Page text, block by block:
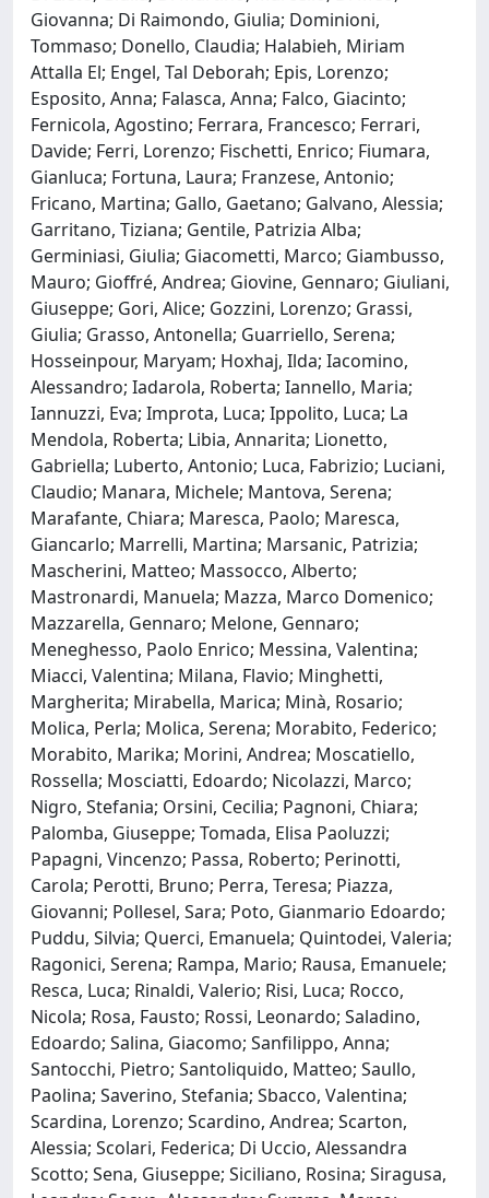
Giovanna; Di Raimondo, Giulia; Dominioni,
Tommaso; Donello, Claudia; Halabieh, Miriam
Attalla El; Engel, Tal Deborah; Epis, Lorenzo;
Esposito, Anna; Falasca, Anna; Falco, Giacinto;
Fernicola, Agostino; Ferrara, Francesco; Ferrari,
Davide; Ferri, Lorenzo; Fischetti, Enrico; Fiumara,
Gianluca; Fortuna, Laura; Franzese, Antonio;
Fricano, Martina; Gallo, Gaetano; Galvano, Alessia;
Garritano, Tiziana; Gentile, Patrizia Alba;
Germiniasi, Giulia; Giacometti, Marco; Giambusso,
Mauro; Gioffré, Andrea; Giovine, Gennaro; Giuliani,
Giuseppe; Gori, Alice; Gozzini, Lorenzo; Grassi,
Giulia; Grasso, Antonella; Guarriello, Serena;
Hosseinpour, Maryam; Hoxhaj, Ilda; Iacomino,
Alessandro; Iadarola, Roberta; Iannello, Maria;
Iannuzzi, Eva; Improta, Luca; Ippolito, Luca; La
Mendola, Roberta; Libia, Annarita; Lionetto,
Gabriella; Luberto, Antonio; Luca, Fabrizio; Luciani,
Claudio; Manara, Michele; Mantova, Serena;
Marafante, Chiara; Maresca, Paolo; Maresca,
Giancarlo; Marrelli, Martina; Marsanic, Patrizia;
Mascherini, Matteo; Massocco, Alberto;
Mastronardi, Manuela; Mazza, Marco Domenico;
Mazzarella, Gennaro; Melone, Gennaro;
Meneghesso, Paolo Enrico; Messina, Valentina;
Miacci, Valentina; Milana, Flavio; Minghetti,
Margherita; Mirabella, Marica; Minà, Rosario;
Molica, Perla; Molica, Serena; Morabito, Federico;
Morabito, Marika; Morini, Andrea; Moscatiello,
Rossella; Mosciatti, Edoardo; Nicolazzi, Marco;
Nigro, Stefania; Orsini, Cecilia; Pagnoni, Chiara;
Palomba, Giuseppe; Tomada, Elisa Paoluzzi;
Papagni, Vincenzo; Passa, Roberto; Perinotti,
Carola; Perotti, Bruno; Perra, Teresa; Piazza,
Giovanni; Pollesel, Sara; Poto, Gianmario Edoardo;
Puddu, Silvia; Querci, Emanuela; Quintodei, Valeria;
Ragonici, Serena; Rampa, Mario; Rausa, Emanuele;
Resca, Luca; Rinaldi, Valerio; Risi, Luca; Rocco,
Nicola; Rosa, Fausto; Rossi, Leonardo; Saladino,
Edoardo; Salina, Giacomo; Sanfilippo, Anna;
Santocchi, Pietro; Santoliquido, Matteo; Saullo,
Paolina; Saverino, Stefania; Sbacco, Valentina;
Scardina, Lorenzo; Scardino, Andrea; Scarton,
Alessia; Scolari, Federica; Di Uccio, Alessandra
Scotto; Sena, Giuseppe; Siciliano, Rosina; Siragusa,